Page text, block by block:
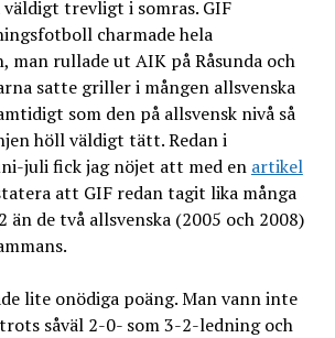
väldigt trevligt i somras. GIF
charmade hela
rullade ut AIK på Råsunda och
satte griller i mången allsvenska
som den på allsvensk nivå så
höll väldigt tätt. Redan i
juli fick jag nöjet att med en artikel
att GIF redan tagit lika många
än de två allsvenska (2005 och 2008)
lite onödiga poäng. Man vann inte
såväl 2-0- som 3-2-ledning och